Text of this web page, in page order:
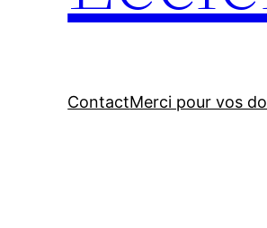
ContactMerci pour vos